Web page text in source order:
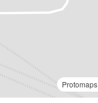
Protomaps